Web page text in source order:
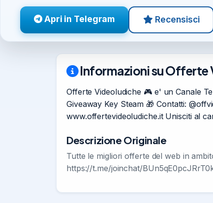
Apri in Telegram Recensisci
Informazioni su Offerte
Offerte Videoludiche 🎮 e' un Canale
Giveaway Key Steam 🎁 Contatti:
www.offertevideoludiche.it Unisciti al
Descrizione Originale
Tutte le migliori offerte del web in
https://t.me/joinchat/